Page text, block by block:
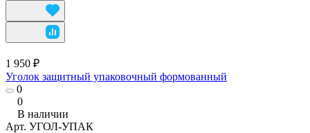
1 950 ₽
Уголок защитный упаковочный формованный
0
0
В наличии
Арт. УГОЛ-УПАК